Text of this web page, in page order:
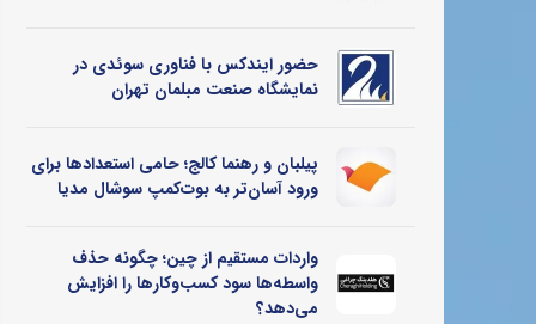
حضور ایندکس با فناوری سوئدی در
نمایشگاه صنعت مبلمان تهران
پیلبان و رهنما کالج؛ حامی استعدادها برای
ورود آسان‌تر به بوت‌کمپ سوشال مدیا
واردات مستقیم از چین؛ چگونه حذف
واسطه‌ها سود کسب‌وکارها را افزایش
می‌دهد؟